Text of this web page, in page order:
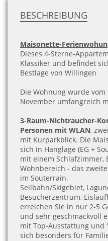
BESCHREIBUNG
Maisonette-
Dieses 4-Sterne-
Klassiker und befindet
Bestlage von Willingen
Die Wohnung wurde
November umfangreich
3-Raum-Nichtraucher-
Personen mit WLAN,
mit Kurparkblick. Die
sich in Hanglage (EG +
mit einem Schlafzimmer,
Wohnbereich - das
im Souterrain.
Seilbahn/Skigebiet,
Besucherzentrum,
erreichen Sie in nur 2-5
und sehr geschmackvoll
mit Top-Ausstattung
sich besonders für